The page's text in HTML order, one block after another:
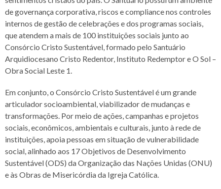
de governança corporativa, riscos e compliance nos controles
internos de gestão de celebrações e dos programas sociais,
que atendem a mais de 100 instituições sociais junto ao
Consórcio Cristo Sustentável, formado pelo Santuário
Arquidiocesano Cristo Redentor, Instituto Redemptor e O Sol –
Obra Social Leste 1.
Em conjunto, o Consórcio Cristo Sustentável é um grande
articulador socioambiental, viabilizador de mudanças e
transformações. Por meio de ações, campanhas e projetos
sociais, econômicos, ambientais e culturais, junto à rede de
instituições, apoia pessoas em situação de vulnerabilidade
social, alinhado aos 17 Objetivos de Desenvolvimento
Sustentável (ODS) da Organização das Nações Unidas (ONU)
e às Obras de Misericórdia da Igreja Católica.